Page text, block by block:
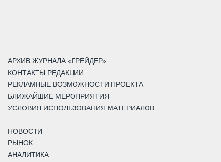
АРХИВ ЖУРНАЛА «ГРЕЙДЕР»
КОНТАКТЫ РЕДАКЦИИ
РЕКЛАМНЫЕ ВОЗМОЖНОСТИ ПРОЕКТА
БЛИЖАЙШИЕ МЕРОПРИЯТИЯ
УСЛОВИЯ ИСПОЛЬЗОВАНИЯ МАТЕРИАЛОВ
НОВОСТИ
РЫНОК
АНАЛИТИКА